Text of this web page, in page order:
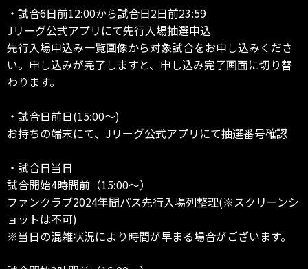
・試合6日前12:00から試合日2日前23:59
Jリーグ公式アプリにて先行入場抽選申込
先行入場申込み一覧画像から対象試合をお申し込みくださ
い。申し込みが完了しますと、申し込み完了画面に切り替
わります。
・試合日前日(15:00～)
お持ちの端末にて、Jリーグ公式アプリにて抽選番号確認
・試合日当日
試合開始4時間前（15:00～）
ファンクラブ2024年間パス先行入場列整理(※スクリーンシ
ョットは不可)
※当日の混雑状況により時間が早まる場合がございます。